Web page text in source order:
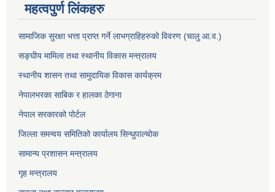
महत्वपुर्ण लिंकहरु
सामाजिक सुरक्षा भत्ता प्राप्त गर्ने लाभग्राहिहरुको विवरण (चालु आ.व.)
सङ्घीय मामिला तथा स्थानीय विकास मन्त्रालय
स्थानीय शासन तथा सामुदायिक विकास कार्यक्रम
नेपालभरका साबिक र हालका ठेगाना
नेपाल सरकारको पोर्टल
जिल्ला समन्वय समितिको कार्यालय सिन्धुपाल्चोक
सामान्य प्रशासन मन्त्रालय
गृह मन्त्रालय